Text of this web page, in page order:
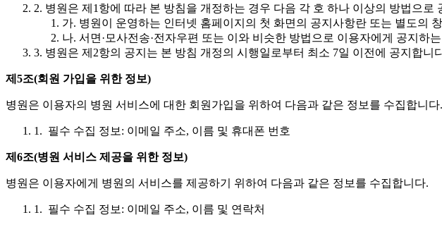
2. 병원은 제1항에 따라 본 방침을 개정하는 경우 다음 각 호 하나 이상의 방법으로
가. 병원이 운영하는 인터넷 홈페이지의 첫 화면의 공지사항란 또는 별도의
나. 서면·모사전송·전자우편 또는 이와 비슷한 방법으로 이용자에게 공지하
3. 병원은 제2항의 공지는 본 방침 개정의 시행일로부터 최소 7일 이전에 공지합
제5조(회원 가입을 위한 정보)
병원은 이용자의 병원 서비스에 대한 회원가입을 위하여 다음과 같은 정보를 수집합니다.
1. 필수 수집 정보: 이메일 주소, 이름 및 휴대폰 번호
제6조(병원 서비스 제공을 위한 정보)
병원은 이용자에게 병원의 서비스를 제공하기 위하여 다음과 같은 정보를 수집합니다.
1. 필수 수집 정보: 이메일 주소, 이름 및 연락처